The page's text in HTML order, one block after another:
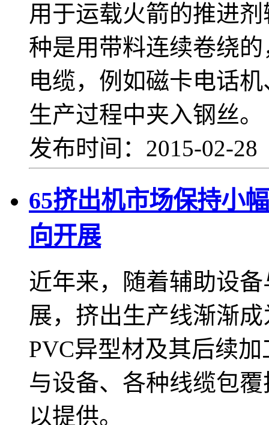
用于运载火箭的推进
种是用带料连续卷绕
电缆，例如磁卡电话
生产过程中夹入钢丝。
发布时间：2015-02-
65挤出机市场保持小
向开展
近年来，随着辅助设
展，挤出生产线渐渐
PVC异型材及其后续
与设备、各种线缆包
以提供。